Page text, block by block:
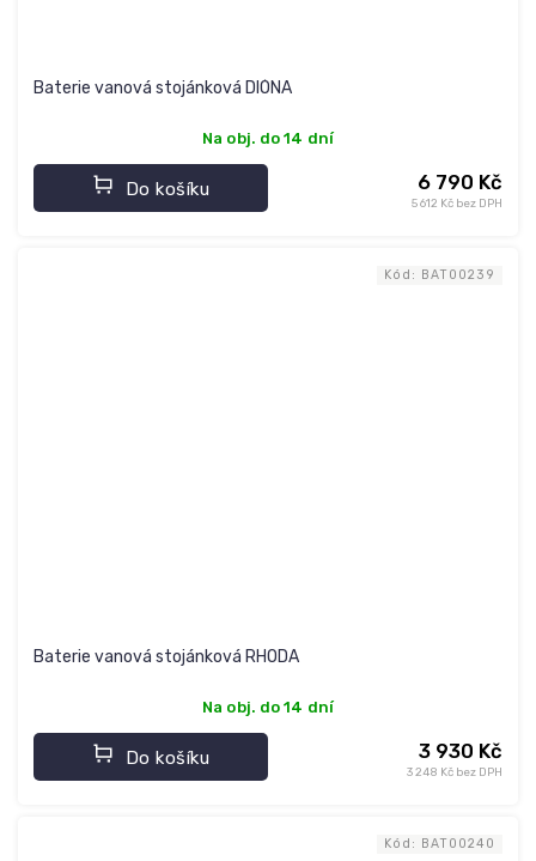
Baterie vanová stojánková DIÓNA
Na obj. do 14 dní
5 612 Kč bez DPH
6 790 Kč
Do košíku
Baterie vanová stojánková RHODA
Na obj. do 14 dní
3 248 Kč bez DPH
3 930 Kč
Do košíku
Kód: BAT00239
Kód: BAT00240